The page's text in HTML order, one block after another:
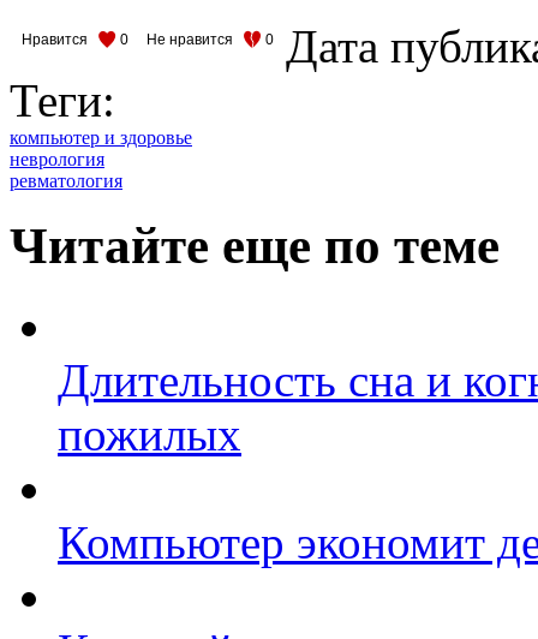
Нравится 0 Не нравится 0
Дата
Теги:
компьютер и здоровье
неврология
ревматология
Читайте еще по теме
Длительность сна и
пожилых
Компьютер экономит